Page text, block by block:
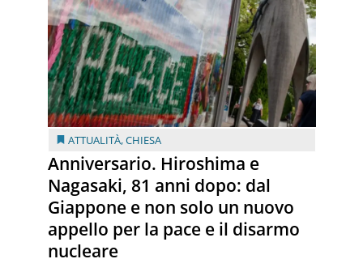
ATTUALITÀ,CHIESA
Anniversario. Hiroshima e
Nagasaki, 81 anni dopo: dal
Giappone e non solo un nuovo
appello per la pace e il disarmo
nucleare